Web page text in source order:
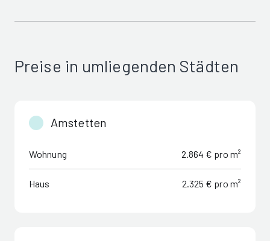
Preise in umliegenden Städten
Amstetten
Wohnung 2.864 € pro m²
Haus 2.325 € pro m²